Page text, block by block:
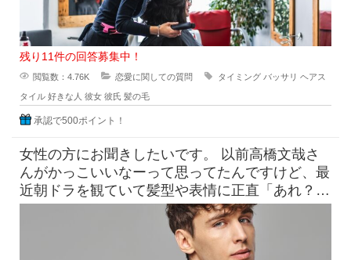
残り11件の回答募集中！
閲覧数：4.76K 恋愛に関しての質問 タイミング バッサリ ヘアス
タイル 好きな人 彼女 彼氏 髪の毛
承認で500ポイント！
女性の方にお聞きしたいです。 以前高橋文哉さ
んがかっこいいなーって思ってたんですけど、最
近朝ドラを観ていて髪型や表情に正直「あれ？こ
んなんだっけ？」みたいにな